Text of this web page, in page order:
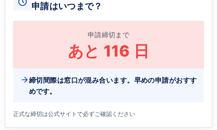
申請はいつまで？
申請締切まで
あと 116 日
締切間際は窓口が混み合います。早めの申請がおすす
めです。
正式な締切は公式サイトで必ずご確認ください